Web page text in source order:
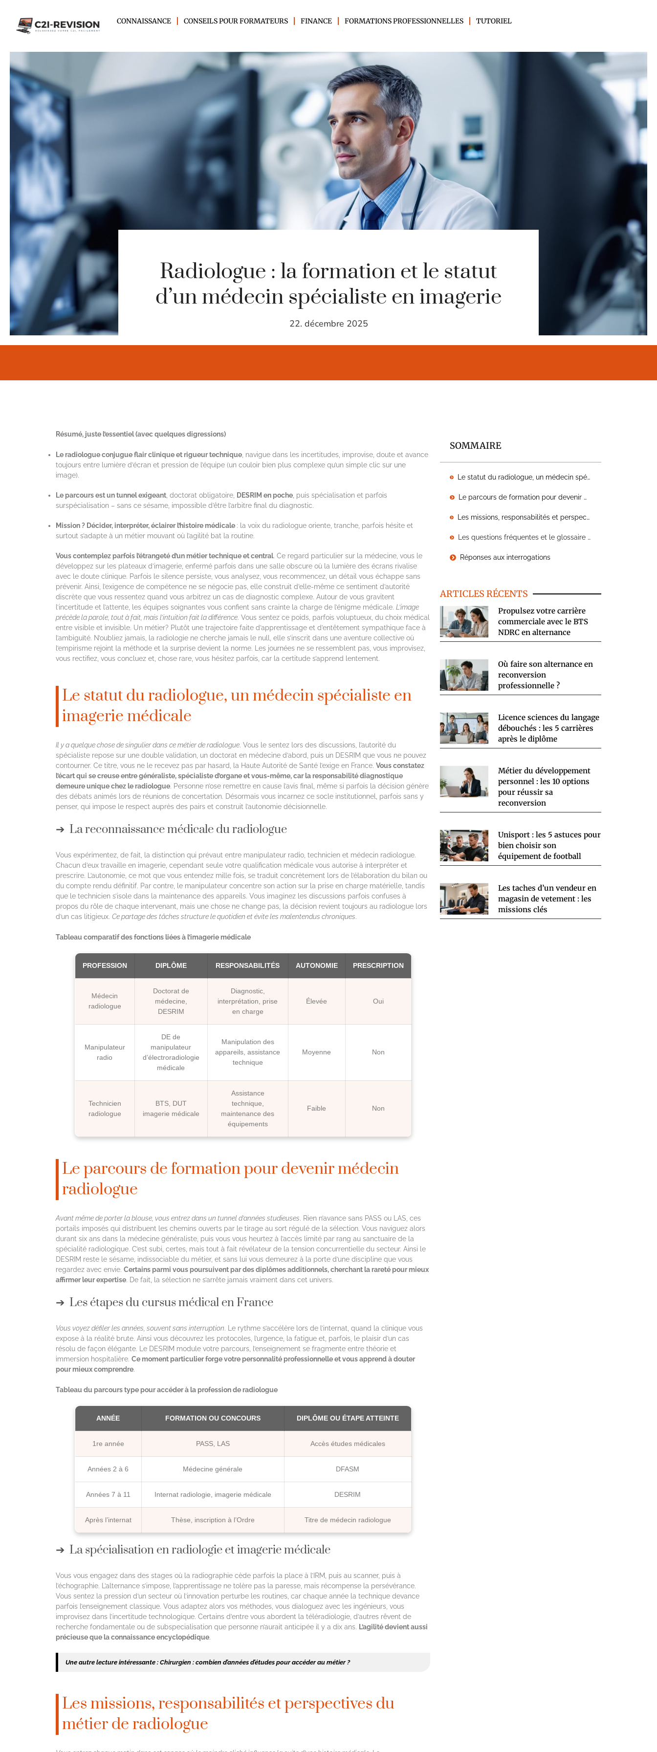
CONNAISSANCE CONSEILS POUR FORMATEURS FINANCE FORMATIONS PROFESSIONNELLES TUTORIEL
Radiologue : la formation et le statut
d’un médecin spécialiste en imagerie
22. décembre 2025
Résumé, juste l’essentiel (avec quelques digressions)
Le radiologue conjugue flair clinique et rigueur technique , navigue dans les incertitudes, improvise, doute et avance
toujours entre lumière d’écran et pression de l’équipe (un couloir bien plus complexe qu’un simple clic sur une
image).
Le parcours est un tunnel exigeant , doctorat obligatoire, DESRIM en poche , puis spécialisation et parfois
surspécialisation – sans ce sésame, impossible d’être l’arbitre final du diagnostic.
Mission ? Décider, interpréter, éclairer l’histoire médicale : la voix du radiologue oriente, tranche, parfois hésite et
surtout s’adapte à un métier mouvant où l’agilité bat la routine.
Vous contemplez parfois l’étrangeté d’un métier technique et central. Ce regard particulier sur la médecine, vous le
développez sur les plateaux d’imagerie, enfermé parfois dans une salle obscure où la lumière des écrans rivalise
avec le doute clinique. Parfois le silence persiste, vous analysez, vous recommencez, un détail vous échappe sans
prévenir. Ainsi, l’exigence de compétence ne se négocie pas, elle construit d’elle-même ce sentiment d’autorité
discrète que vous ressentez quand vous arbitrez un cas de diagnostic complexe. Autour de vous gravitent
l’incertitude et l’attente, les équipes soignantes vous confient sans crainte la charge de l’énigme médicale. L’image
précède la parole, tout à fait, mais l’intuition fait la différence. Vous sentez ce poids, parfois voluptueux, du choix médical
entre visible et invisible. Un métier? Plutôt une trajectoire faite d’apprentissage et d’entêtement sympathique face à
l’ambiguïté. N’oubliez jamais, la radiologie ne cherche jamais le null, elle s’inscrit dans une aventure collective où
l’empirisme rejoint la méthode et la surprise devient la norme. Les journées ne se ressemblent pas, vous improvisez,
vous rectifiez, vous concluez et, chose rare, vous hésitez parfois, car la certitude s’apprend lentement.
Le statut du radiologue, un médecin spécialiste en
imagerie médicale
Il y a quelque chose de singulier dans ce métier de radiologue. Vous le sentez lors des discussions, l’autorité du
spécialiste repose sur une double validation, un doctorat en médecine d’abord, puis un DESRIM que vous ne pouvez
contourner. Ce titre, vous ne le recevez pas par hasard, la Haute Autorité de Santé l’exige en France. Vous constatez
l’écart qui se creuse entre généraliste, spécialiste d’organe et vous-même, car la responsabilité diagnostique
demeure unique chez le radiologue. Personne n’ose remettre en cause l’avis final, même si parfois la décision génère
des débats animés lors de réunions de concertation. Désormais vous incarnez ce socle institutionnel, parfois sans y
penser, qui impose le respect auprès des pairs et construit l’autonomie décisionnelle.
La reconnaissance médicale du radiologue
Vous expérimentez, de fait, la distinction qui prévaut entre manipulateur radio, technicien et médecin radiologue.
Chacun d’eux travaille en imagerie, cependant seule votre qualification médicale vous autorise à interpréter et
prescrire. L’autonomie, ce mot que vous entendez mille fois, se traduit concrètement lors de l’élaboration du bilan ou
du compte rendu définitif. Par contre, le manipulateur concentre son action sur la prise en charge matérielle, tandis
que le technicien s’isole dans la maintenance des appareils. Vous imaginez les discussions parfois confuses à
propos du rôle de chaque intervenant, mais une chose ne change pas, la décision revient toujours au radiologue lors
d’un cas litigieux. Ce partage des tâches structure le quotidien et évite les malentendus chroniques.
Tableau comparatif des fonctions liées à l’imagerie médicale
PROFESSION DIPLÔME RESPONSABILITÉS AUTONOMIE PRESCRIPTION
Médecin
radiologue
Doctorat de
médecine,
DESRIM
Diagnostic,
interprétation, prise
en charge
Élevée Oui
Manipulateur
radio
DE de
manipulateur
d’électroradiologie
médicale
Manipulation des
appareils, assistance
technique
Moyenne Non
Technicien
radiologue
BTS, DUT
imagerie médicale
Assistance
technique,
maintenance des
équipements
Faible Non
Le parcours de formation pour devenir médecin
radiologue
Avant même de porter la blouse, vous entrez dans un tunnel d’années studieuses. Rien n’avance sans PASS ou LAS, ces
portails imposés qui distribuent les chemins ouverts par le tirage au sort régulé de la sélection. Vous naviguez alors
durant six ans dans la médecine généraliste, puis vous vous heurtez à l’accès limité par rang au sanctuaire de la
spécialité radiologique. C’est subi, certes, mais tout à fait révélateur de la tension concurrentielle du secteur. Ainsi le
DESRIM reste le sésame, indissociable du métier, et sans lui vous demeurez à la porte d’une discipline que vous
regardez avec envie. Certains parmi vous poursuivent par des diplômes additionnels, cherchant la rareté pour mieux
affirmer leur expertise. De fait, la sélection ne s’arrête jamais vraiment dans cet univers.
Les étapes du cursus médical en France
Vous voyez défiler les années, souvent sans interruption. Le rythme s’accélère lors de l’internat, quand la clinique vous
expose à la réalité brute. Ainsi vous découvrez les protocoles, l’urgence, la fatigue et, parfois, le plaisir d’un cas
résolu de façon élégante. Le DESRIM module votre parcours, l’enseignement se fragmente entre théorie et
immersion hospitalière. Ce moment particulier forge votre personnalité professionnelle et vous apprend à douter
pour mieux comprendre.
Tableau du parcours type pour accéder à la profession de radiologue
ANNÉE FORMATION OU CONCOURS DIPLÔME OU ÉTAPE ATTEINTE
1re année PASS, LAS Accès études médicales
Années 2 à 6 Médecine générale DFASM
Années 7 à 11 Internat radiologie, imagerie médicale DESRIM
Après l’internat Thèse, inscription à l’Ordre Titre de médecin radiologue
La spécialisation en radiologie et imagerie médicale
Vous vous engagez dans des stages où la radiographie cède parfois la place à l’IRM, puis au scanner, puis à
l’échographie. L’alternance s’impose, l’apprentissage ne tolère pas la paresse, mais récompense la persévérance.
Vous sentez la pression d’un secteur où l’innovation perturbe les routines, car chaque année la technique devance
parfois l’enseignement classique. Vous adaptez alors vos méthodes, vous dialoguez avec les ingénieurs, vous
improvisez dans l’incertitude technologique. Certains d’entre vous abordent la téléradiologie, d’autres rêvent de
recherche fondamentale ou de subspecialisation que personne n’aurait anticipée il y a dix ans. L’agilité devient aussi
précieuse que la connaissance encyclopédique.
Une autre lecture intéressante : Chirurgien : combien d’années d’études pour accéder au métier ?
Les missions, responsabilités et perspectives du
métier de radiologue
SOMMAIRE
Le statut du radiologue, un médecin spécialiste en imagerie médicale
Le parcours de formation pour devenir médecin radiologue
Les missions, responsabilités et perspectives du métier de radiologue
Les questions fréquentes et le glossaire de la radiologie médicale
Réponses aux interrogations
ARTICLES RÉCENTS
Propulsez votre carrière
commerciale avec le BTS
NDRC en alternance
Où faire son alternance en
reconversion
professionnelle ?
Licence sciences du langage
débouchés : les 5 carrières
après le diplôme
Métier du développement
personnel : les 10 options
pour réussir sa
reconversion
Unisport : les 5 astuces pour
bien choisir son
équipement de football
Les taches d’un vendeur en
magasin de vetement : les
missions clés